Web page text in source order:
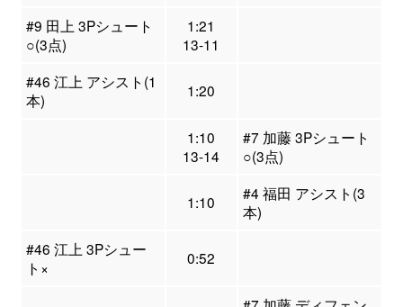
#9 田上 3Pシュート
○(3点)
1:21
13-11
#46 江上 アシスト(1
本)
1:20
1:10
13-14
#7 加藤 3Pシュート
○(3点)
1:10
#4 福田 アシスト(3
本)
#46 江上 3Pシュー
ト×
0:52